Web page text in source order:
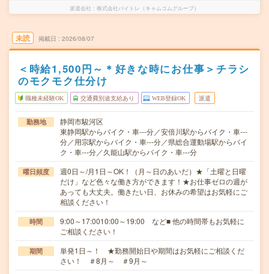
派遣会社 株式会社バイトレ（キャムコムグループ）
未読 掲載日 2026/08/07
＜時給1,500円～＊好きな時にお仕事＞チラシ
のモクモク仕分け
職種未経験OK 交通費別途支給あり WEB登録OK 派遣
勤務地
静岡市駿河区
東静岡駅からバイク・車---分／安倍川駅からバイク・車---
分／用宗駅からバイク・車---分／県総合運動場駅からバイ
ク・車---分／久能山駅からバイク・車---分
曜日頻度
週0日～/月1日～OK！（月～日のあいだ）★「土曜と日曜
だけ」など色々な働き方ができます！★お仕事ゼロの週が
あっても大丈夫。働きたい日、お休みの希望はお気軽にご
相談ください！
時間
9:00～17:0010:00～19:00 など■ 他の時間帯もお気軽に
ご相談ください！
期間
単発1日～！ ★勤務開始日や期間はお気軽にご相談くだ
さい！ ＃8月～ ＃9月～